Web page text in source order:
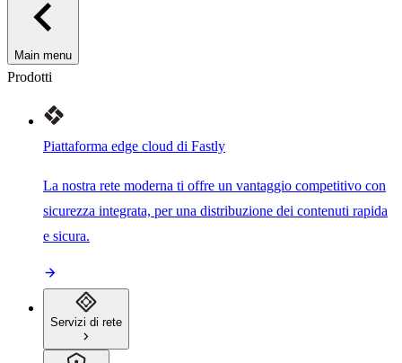
Main menu
Prodotti
Piattaforma edge cloud di Fastly
La nostra rete moderna ti offre un vantaggio competitivo con
sicurezza integrata, per una distribuzione dei contenuti rapida
e sicura.
Servizi di rete